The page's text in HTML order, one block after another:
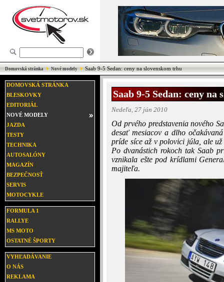
Domovská stránka Nové modely Saab 9-5 Sedan: ceny na slovenskom trhu
DOMOVSKÁ STRÁNKA
BLESKOVKY
EDITORIÁL
NOVÉ MODELY
JAZDA
TESTY
TECHNIKA
AUTOSALÓNY
MAGAZÍN
BEZPEČNOSŤ
SERVIS
MOTOCYKLE
FORMULA 1
RALLYE
MS MOTO
OSTATNÉ ŠPORTY
VYHĽADÁVANIE
O NÁS
REKLAMA
Saab 9-5 Sedan: ceny na
Nedeľa, 27 jún 2010
Od prvého predstavenia nového
desať mesiacov a dlho
príde síce až v polovici júla, ale
Po dvanástich rokoch tak Saab
vznikala ešte pod krídlami
majiteľa.